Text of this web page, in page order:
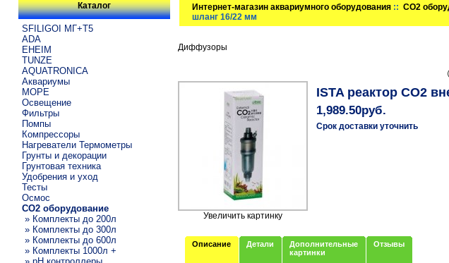
Каталог
SFILIGOI МГ+Т5
ADA
EHEIM
TUNZE
AQUATRONICA
Аквариумы
МОРЕ
Освещение
Фильтры
Помпы
Компрессоры
Нагреватели Термометры
Грунты и декорации
Грунтовая техника
Удобрения и уход
Тесты
Осмос
CO2 оборудование
» Комплекты до 200л
» Комплекты до 300л
» Комплекты до 600л
» Комплекты 1000л +
Интернет-магазин аквариумного оборудования ::CO2
шланг 16/22 мм
Диффузоры
Увеличить картинку
ISTA реактор СО2
1,989.50руб.
Срок доставки уточнить
Описание Детали
Дополнительные
картинки
Отзывы